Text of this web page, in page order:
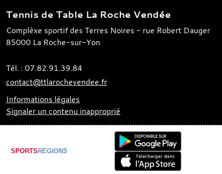
Tennis de Table La Roche Vendée
Complèxe sportif des Terres Noires - rue Robert Dauger
85000 La Roche-sur-Yon
Tél. : 07.82.91.39.84
contact@ttlarochevendee.fr
Informations légales
Signaler un contenu inapproprié
SPORTSREGIONS